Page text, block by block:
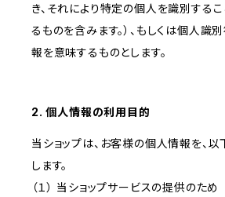
き、それにより特定の個人を識別する
るものを含みます。）、もしくは個人識
報を意味するものとします。
2. 個人情報の利用目的
当ショップは、お客様の個人情報を、
します。
（１） 当ショップサービスの提供のため